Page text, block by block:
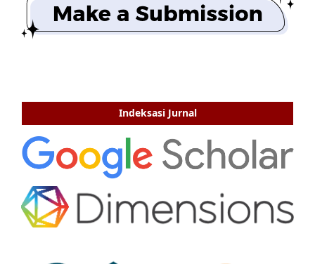
Indeksasi Jurnal